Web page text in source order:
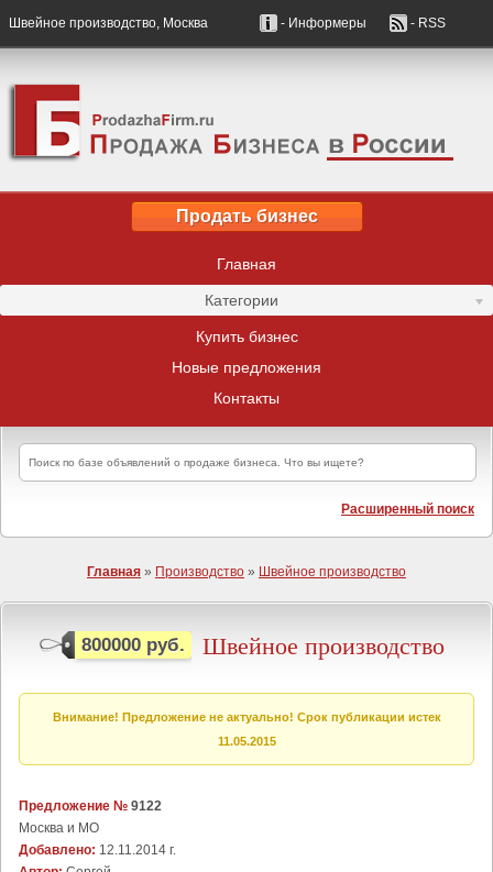
Швейное производство, Москва - Информеры - RSS
Продать бизнес
Главная
Категории
Купить бизнес
Новые предложения
Контакты
Расширенный поиск
Главная » Производство » Швейное производство
800000 руб. Швейное производство
Внимание! Предложение не актуально! Срок публикации истек
11.05.2015
Предложение № 9122
Москва и МО
Добавлено: 12.11.2014 г.